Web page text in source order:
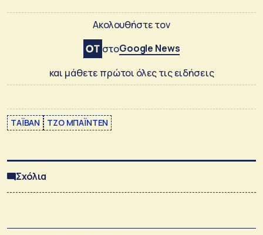
Ακολουθήστε τον
στοGoogle News
και μάθετε πρώτοι όλες τις ειδήσεις
ΤΑΪΒΑΝ ΤΖΟ ΜΠΑΪΝΤΕΝ
Σχόλια